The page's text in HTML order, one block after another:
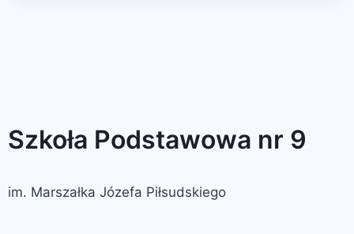
Szkoła Podstawowa nr 9
im. Marszałka Józefa Piłsudskiego